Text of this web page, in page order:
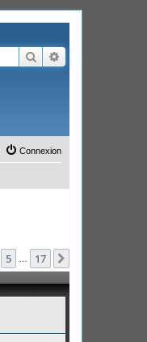
Rechercher
Connexion
5 17